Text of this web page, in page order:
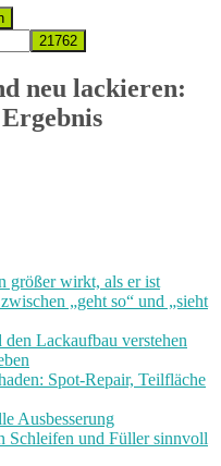
neu lackieren:
größer wirkt, als er ist
„geht so“ und „sieht
den Lackaufbau verstehen
Spot-Repair, Teilfläche
Ausbesserung
Schleifen und Füller sinnvoll